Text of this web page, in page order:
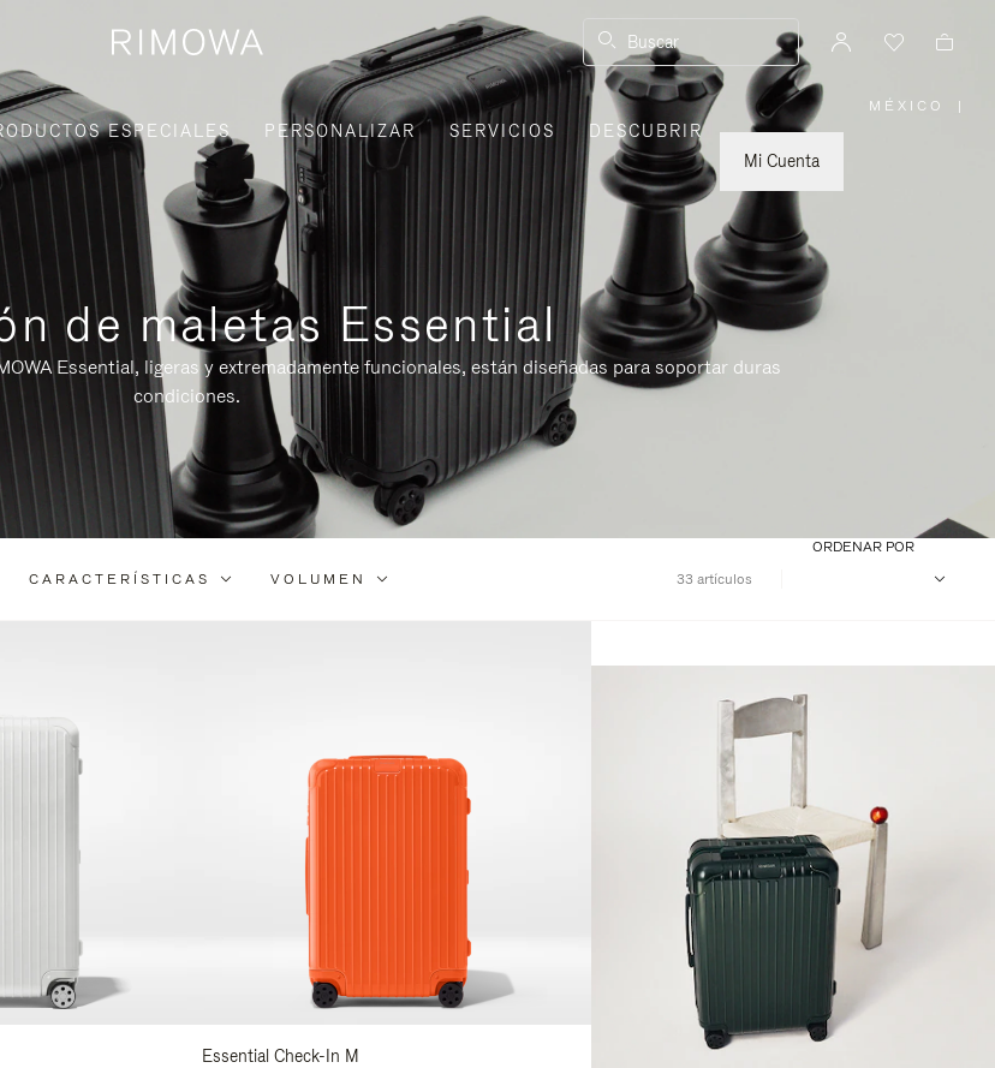
Buscar
ESPECIALES PERSONALIZAR SERVICIOS
DESCUBRIR
Mi Cuenta
MÉXICO |
de maletas Essential
Essential, ligeras y extremadamente funcionales, están diseñadas para soportar duras
condiciones.
CARACTERÍSTICAS VOLUMEN 33 artículos
ORDENAR POR
Essential Check-In M